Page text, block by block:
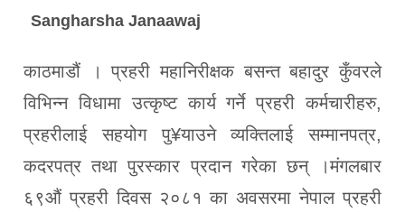
Sangharsha Janaawaj
काठमाडौं । प्रहरी महानिरीक्षक बसन्त बहादुर कुँवरले
विभिन्न विधामा उत्कृष्ट कार्य गर्ने प्रहरी कर्मचारीहरु,
प्रहरीलाई सहयोग पु¥याउने व्यक्तिलाई सम्मानपत्र,
कदरपत्र तथा पुरस्कार प्रदान गरेका छन् ।मंगलबार
६९औं प्रहरी दिवस २०८१ का अवसरमा नेपाल प्रहरी